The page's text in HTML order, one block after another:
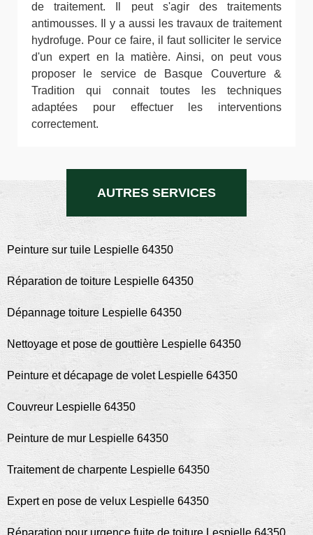
de traitement. Il peut s'agir des traitements
antimousses. Il y a aussi les travaux de traitement
hydrofuge. Pour ce faire, il faut solliciter le service
d'un expert en la matière. Ainsi, on peut vous
proposer le service de Basque Couverture &
Tradition qui connait toutes les techniques
adaptées pour effectuer les interventions
correctement.
AUTRES SERVICES
Peinture sur tuile Lespielle 64350
Réparation de toiture Lespielle 64350
Dépannage toiture Lespielle 64350
Nettoyage et pose de gouttière Lespielle 64350
Peinture et décapage de volet Lespielle 64350
Couvreur Lespielle 64350
Peinture de mur Lespielle 64350
Traitement de charpente Lespielle 64350
Expert en pose de velux Lespielle 64350
Réparation pour urgence fuite de toiture Lespielle 64350